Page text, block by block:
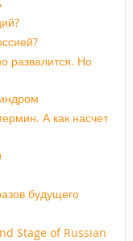
развалится. Но
А как насчет
будущего
Stage of Russian